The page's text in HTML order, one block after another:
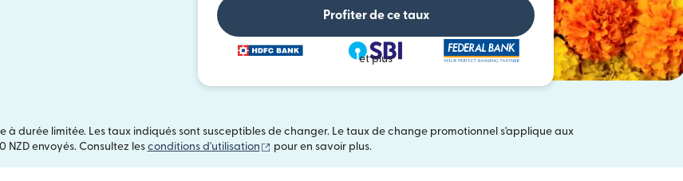
Profiter de ce taux
et plus
durée limitée. Les taux indiqués sont susceptibles de changer. Le taux de change promotionnel s'applique aux
NZD envoyés. Consultez les conditions d'utilisation (s'ouvre dans une nouvelle fenêtre)
pour en savoir plus.